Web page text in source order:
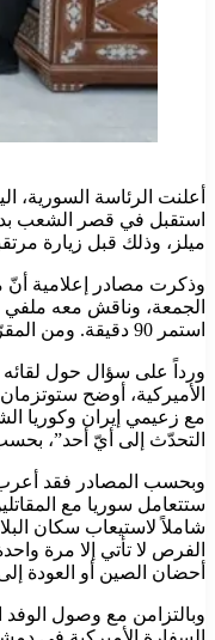
أعلنت الرئاسة السورية،
استقبل في قصر الشعب
ميلز، وذلك قبل زيارة
وذكرت مصادر إعلامية
الجمعة، وناقش معه ملفي
استمر 90 دقيقة. ومن المقرّر أن يجتمع الشرع مع ستوتزمان اليوم.
ورداً على سؤال حول لقائه
الأميركية، أوضح
مع زعيمي إيران وكوريا
التحدّث إلى أيّ أحد”،
وبحسب المصادر فقد
ستتعامل سوريا مع
شاملاً لاستيعاب سكان
الفرص لا تأتي إلا مرة
أحضان الصين أو العودة
وبالتزامن مع وصول